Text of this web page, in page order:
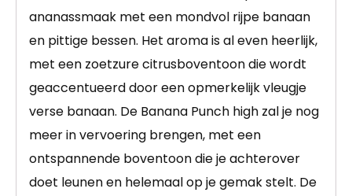
ananassmaak met een mondvol rijpe banaan
en pittige bessen. Het aroma is al even heerlijk,
met een zoetzure citrusboventoon die wordt
geaccentueerd door een opmerkelijk vleugje
verse banaan. De Banana Punch high zal je nog
meer in vervoering brengen, met een
ontspannende boventoon die je achterover
doet leunen en helemaal op je gemak stelt. De